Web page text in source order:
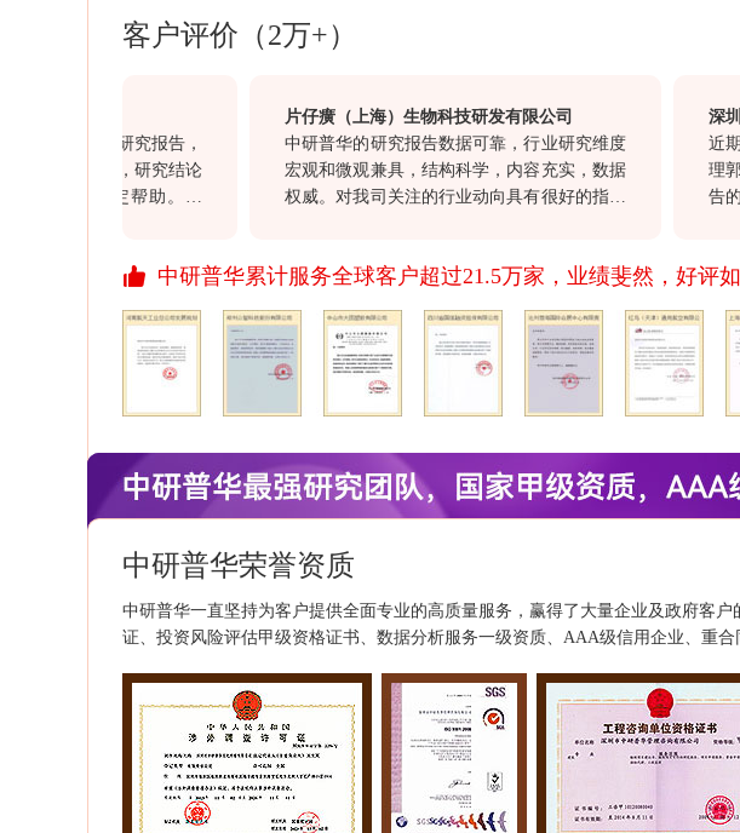
客户评价（2万+）
建筑行业研究报告，
详实可靠，研究结论
发有一定帮助。另
片仔癀（上海）生物科技研发有限公司
中研普华的研究报告数据可靠，行业研究维度
宏观和微观兼具，结构科学，内容充实，数据
权威。对我司关注的行业动向具有很好的指导
行业报告质量均满意，祝愿贵司继续以前沿的
开拓更多、更丰富的资讯产品，与我们共同发
展、进步！
深圳市
近期我
理郭文
告的种
作。
中研普华累计服务全球客户超过21.5万家，业绩斐然，好评如
中研普华荣誉资质
中研普华一直坚持为客户提供全面专业的高质量服务，赢得了大量企业及政府客
证、投资风险评估甲级资格证书、数据分析服务一级资质、AAA级信用企业、重合